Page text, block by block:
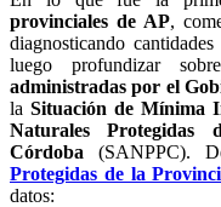
provinciales de AP,
diagnosticando
luego profundizar
administradas por el
la Situación de Mínima
Naturales
Córdoba (SANPPC).
Protegidas de la
datos: